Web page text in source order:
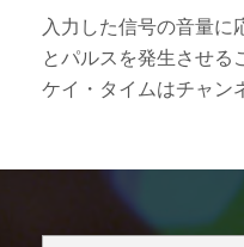
入力した信号の音量に
とパルスを発生させる
ケイ・タイムはチャン